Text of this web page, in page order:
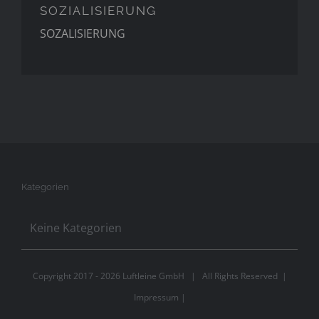
SOZIALISIERUNG
SOZALISIERUNG
Kategorien
Keine Kategorien
Copyright 2017 - 2026 Luftleine GmbH | All Rights Reserved |
Impressum |